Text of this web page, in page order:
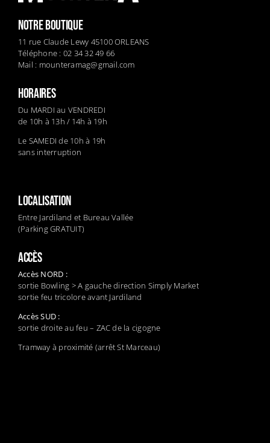
NOTRE BOUTIQUE
11 rue Claude Lewy 45100 ORLEANS
Téléphone : 02 34 32 49 66
Mail : mounteramag@gmail.com
HORAIRES
Du MARDI au VENDREDI
de 10h à 13h / 14h à 19h
Le SAMEDI de 10h à 19h
sans interruption
LOCALISATION
Entre Jardiland et Bureau Vallée
(Parking GRATUIT)
ACCÈS
Accès NORD :
sortie Bowling > A gauche direction Simply Market
sortie feu tricolore avant Jardiland
Accès SUD :
sortie droite au feu – ZAC de la cigogne
Tramway à proximité (arrêt St Marceau)